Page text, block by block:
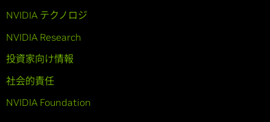
NVIDIA テクノロジ
NVIDIA Research
投資家向け情報
社会的責任
NVIDIA Foundation